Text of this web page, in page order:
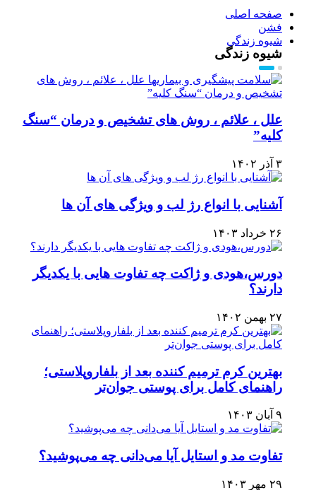
صفحه اصلی
فشن
شیوه زندگی
شیوه زندگی
علل ، علائم ، روش های تشخیص و درمان “سنگ
کلیه”
۳ آذر ۱۴۰۲
آشنایی با انواع رژ لب و ویژگی های آن ها
۲۶ خرداد ۱۴۰۳
دورس،هودی و ژاکت چه تفاوت هایی با یکدیگر
دارند؟
۲۷ بهمن ۱۴۰۲
بهترین کرم ترمیم کننده بعد از بلفاروپلاستی؛
راهنمای کامل برای پوستی جوان‌تر
۹ آبان ۱۴۰۳
تفاوت مد و استایل آیا می‌دانی چه می‌پوشید؟
۲۹ مهر ۱۴۰۳